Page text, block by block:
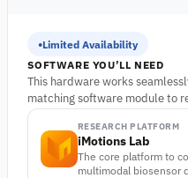
Limited Availability
SOFTWARE YOU’LL NEED
This hardware works
matching software module to
RESEARCH PLATFORM
iMotions Lab
The core platform to
multimodal biosensor